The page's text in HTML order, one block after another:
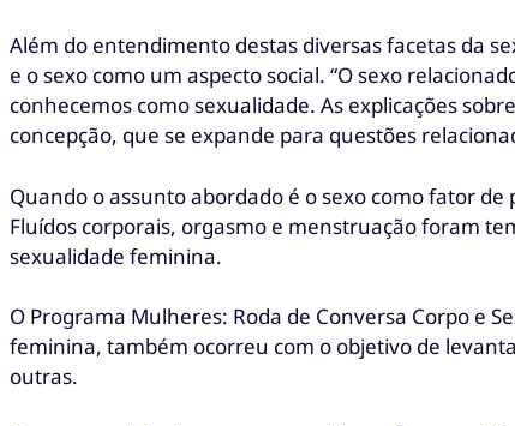
Além do entendimento destas diversas facetas da
e o sexo como um aspecto social. “O sexo
conhecemos como sexualidade. As explicações
concepção, que se expande para questões
Quando o assunto abordado é o sexo como fator
Fluídos corporais, orgasmo e menstruação foram
sexualidade feminina.
O Programa Mulheres: Roda de Conversa Corpo e
feminina, também ocorreu com o objetivo de
outras.